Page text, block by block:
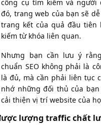
công cụ tìm kiếm và người
đó, trang web của bạn sẽ
trang kết của quả đầu
kiếm từ khóa liên quan.
Nhưng bạn cần lưu ý
chuẩn SEO không phải là
là đủ, mà cần phải liên tục
nhớ những đối thủ của
cải thiện vị trí website của
lượng traffic chất